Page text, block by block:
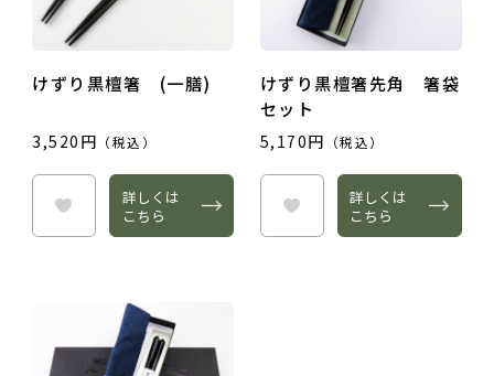
タイトル
レビュー内容
けずり黒檀箸 (一膳)
3,520円 （税込）
詳しくは
こちら
けずり黒檀箸先角 箸袋
セット
5,170円 （税込）
詳しくは
こちら